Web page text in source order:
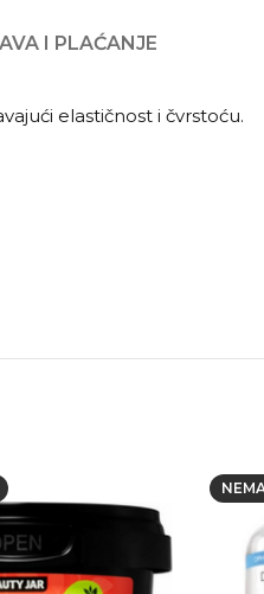
I PLAĆANJE
elastičnost i čvrstoću.